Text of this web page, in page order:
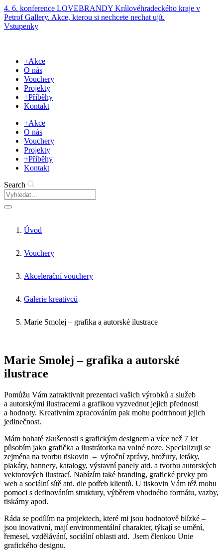
Přejít
k
obsahu
4. 6. konference LOVEBRANDY Královéhradeckého kraje v
Petrof Gallery. Akce, kterou si nechcete nechat ujít.
Vstupenky
+Akce
O nás
Vouchery
Projekty
+Příběhy
Kontakt
+Akce
O nás
Vouchery
Projekty
+Příběhy
Kontakt
Search
Úvod
Vouchery
Akcelerační vouchery
Galerie kreativců
Marie Smolej – grafika a autorské ilustrace
Marie Smolej – grafika a autorské
ilustrace
Pomůžu Vám zatraktivnit prezentaci vašich výrobků a služeb
a autorskými ilustracemi a grafikou vyzvednut jejich přednosti
a hodnoty. Kreativním zpracováním pak mohu podtrhnout jejich
jedinečnost.
Mám bohaté zkušenosti s grafickým designem a více než 7 let
působím jako grafička a ilustrátorka na volné noze. Specializuji se
zejména na tvorbu tiskovin – výroční zprávy, brožury, letáky,
plakáty, bannery, katalogy, výstavní panely atd. a tvorbu autorských
vektorových ilustrací. Nabízím také branding, grafické prvky pro
web a sociální sítě atd. dle potřeb klientů. U tiskovin Vám též mohu
pomoci s definováním struktury, výběrem vhodného formátu, vazby,
tiskárny apod.
Ráda se podílím na projektech, které mi jsou hodnotově blízké –
jsou inovativní, mají environmentální charakter, týkají se umění,
řemesel, vzdělávání, sociální oblasti atd. Jsem členkou Unie
grafického designu.